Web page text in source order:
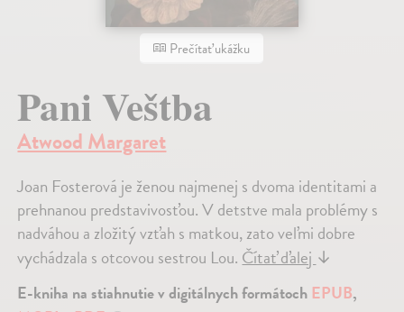
Prečítať ukážku
Pani Veštba
Atwood Margaret
Joan Fosterová je ženou najmenej s dvoma identitami a
prehnanou predstavivosťou. V detstve mala problémy s
nadváhou a zložitý vzťah s matkou, zato veľmi dobre
vychádzala s otcovou sestrou Lou.Čítať ďalej↓
E-kniha na stiahnutie v digitálnych formátoch EPUB,